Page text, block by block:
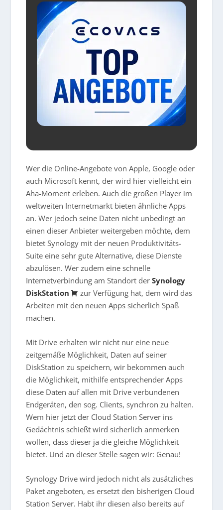
Wer die Online-Angebote von Apple, Google oder
auch Microsoft kennt, der wird hier vielleicht ein
Aha-Moment erleben. Auch die großen Player im
weltweiten Internetmarkt bieten ähnliche Apps
an. Wer jedoch seine Daten nicht unbedingt an
einen dieser Anbieter weitergeben möchte, dem
bietet Synology mit der neuen Produktivitäts-
Suite eine sehr gute Alternative, diese Dienste
abzulösen. Wer zudem eine schnelle
Internetverbindung am Standort derSynology
DiskStation
zur Verfügung hat, dem wird das
Arbeiten mit den neuen Apps sicherlich Spaß
machen.
Mit Drive erhalten wir nicht nur eine neue
zeitgemäße Möglichkeit, Daten auf seiner
DiskStation zu speichern, wir bekommen auch
die Möglichkeit, mithilfe entsprechender Apps
diese Daten auf allen mit Drive verbundenen
Endgeräten, den sog. Clients, synchron zu halten.
Wem hier jetzt der Cloud Station Server ins
Gedächtnis schießt wird sicherlich anmerken
wollen, dass dieser ja die gleiche Möglichkeit
bietet. Und an dieser Stelle sagen wir: Genau!
Synology Drive wird jedoch nicht als zusätzliches
Paket angeboten, es ersetzt den bisherigen Cloud
Station Server. Habt ihr diesen also bereits auf